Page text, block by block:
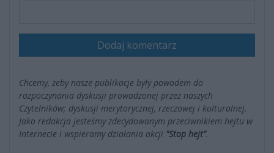
Dodaj komentarz
Chcemy, żeby nasze publikacje były powodem do
rozpoczynania dyskusji prowadzonej przez naszych
Czytelników; dyskusji merytorycznej, rzeczowej i kulturalnej.
Jako redakcja jesteśmy zdecydowanym przeciwnikiem hejtu w
Internecie i wspieramy działania akcji "Stop hejt".